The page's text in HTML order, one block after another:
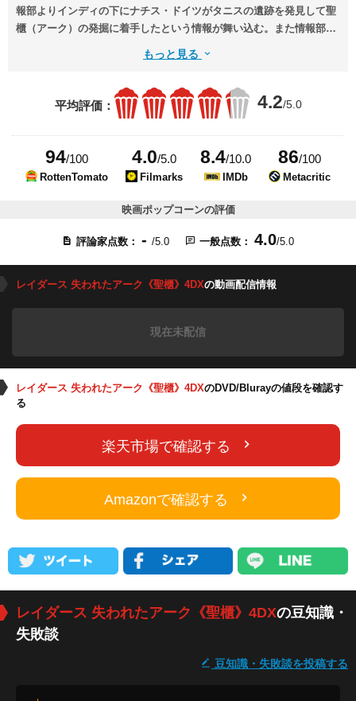
報部よりインディの下にナチス・ドイツがタニスの遺跡を発見して聖
櫃（アーク）の発掘に着手したという情報が舞い込む。また情報部が
りラーの杖飾りはインディの恩師であるアブナー・レイヴンウッド教
との依頼を受け、インディは聖櫃の争奪戦に臨む。
もっと見る
平均評価： 4.2/5.0
94/100
RottenTomato
4.0/5.0
Filmarks
8.4/10.0
IMDb
86/100
Metacritic
映画ポップコーンの評価
評論家点数： - /5.0 一般点数： 4.0/5.0
レイダース 失われたアーク《聖櫃》4DXの動画配信情報
現在未配信
レイダース 失われたアーク《聖櫃》4DXのDVD/Blurayの値段を確認す
る
楽天市場で確認する
Amazonで確認する
レイダース 失われたアーク《聖櫃》4DXの豆知識・
失敗談
豆知識・失敗談を投稿する